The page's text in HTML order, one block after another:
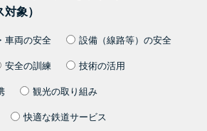
象）
車両の安全 設備（線路等）の安全
安全の訓練 技術の活用
観光の取り組み
快適な鉄道サービス